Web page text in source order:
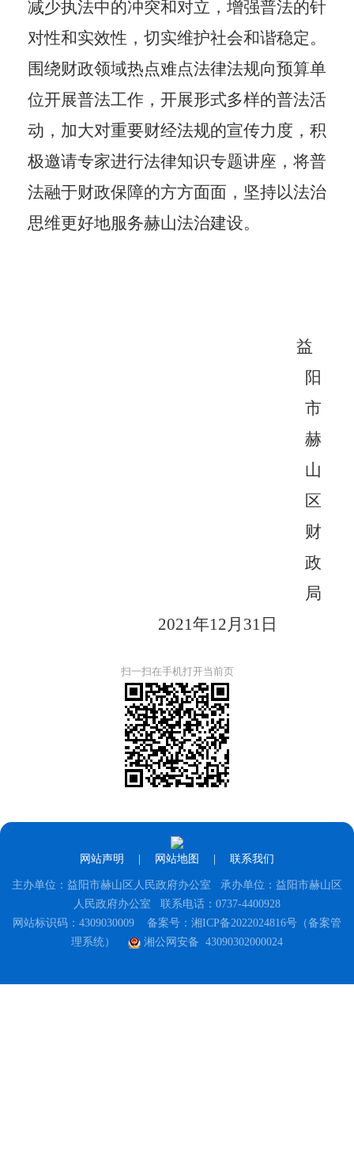
减少执法中的冲突和对立，增强普法的针
对性和实效性，切实维护社会和谐稳定。
围绕财政领域热点难点法律法规向预算单
位开展普法工作，开展形式多样的普法活
动，加大对重要财经法规的宣传力度，积
极邀请专家进行法律知识专题讲座，将普
法融于财政保障的方方面面，坚持以法治
思维更好地服务赫山法治建设。
益
阳
市
赫
山
区
财
政
局
2021年12月 31 日
扫一扫在手机打开当前页
网站声明 网站地图 联系我们
主办单位：益阳市赫山区人民政府办公室 承办单位：益阳市赫山区
人民政府办公室 联系电话：0737-4400928
网站标识码：4309030009 备案号：湘ICP备2022024816号（备案管
理系统）
湘公网安备 43090302000024